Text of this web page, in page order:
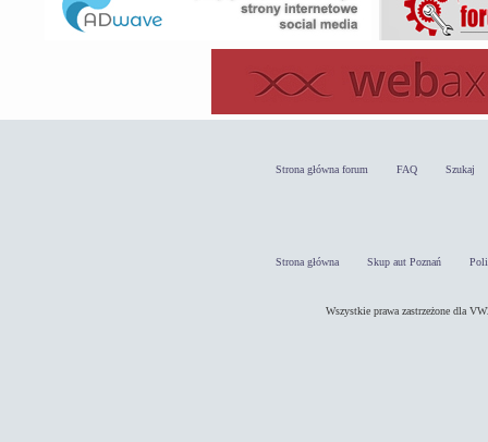
Strona główna forum FAQ Szukaj
Strona główna Skup aut Poznań
Wszystkie prawa zastrzeżone dla